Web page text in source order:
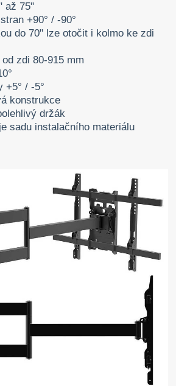
až 75"
+90° / -90°
do 70" lze otočit i kolmo ke zdi
zdi 80-915 mm
+5° / -5°
konstrukce
držák
sadu instalačního materiálu